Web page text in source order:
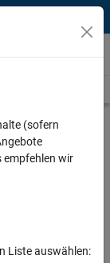
(sofern
empfehlen wir
Liste auswählen: